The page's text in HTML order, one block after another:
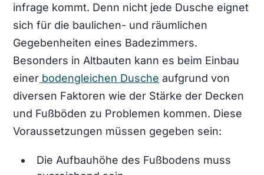
infrage kommt. Denn nicht jede Dusche eignet
sich für die baulichen- und räumlichen
Gegebenheiten eines Badezimmers.
Besonders in Altbauten kann es beim Einbau
einer bodengleichen Dusche aufgrund von
diversen Faktoren wie der Stärke der Decken
und Fußböden zu Problemen kommen. Diese
Voraussetzungen müssen gegeben sein:
Die Aufbauhöhe des Fußbodens muss